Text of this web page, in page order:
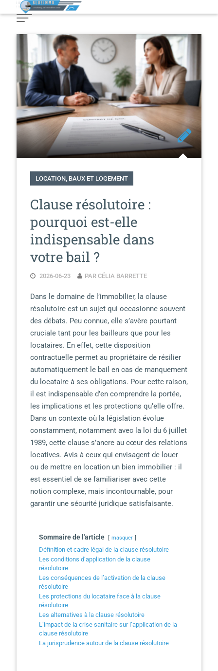
to
LOCATION, BAUX ET LOGEMENT
Clause résolutoire :
pourquoi est-elle
indispensable dans
votre bail ?
2026-06-23 PAR CÉLIA BARRETTE
Dans le domaine de l’immobilier, la clause
résolutoire est un sujet qui occasionne souvent
des débats. Peu connue, elle s’avère pourtant
cruciale tant pour les bailleurs que pour les
locataires. En effet, cette disposition
contractuelle permet au propriétaire de résilier
automatiquement le bail en cas de manquement
du locataire à ses obligations. Pour cette raison,
il est indispensable d’en comprendre la portée,
les implications et les protections qu’elle offre.
Dans un contexte où la législation évolue
constamment, notamment avec la loi du 6 juillet
1989, cette clause s’ancre au cœur des relations
locatives. Avis à ceux qui envisagent de louer
ou de mettre en location un bien immobilier : il
est essentiel de se familiariser avec cette
notion complexe, mais incontournable, pour
garantir une sécurité juridique satisfaisante.
Sommaire de l'article masquer
Définition et cadre légal de la clause résolutoire
Les conditions d’application de la clause
résolutoire
Les conséquences de l’activation de la clause
résolutoire
Les protections du locataire face à la clause
résolutoire
Les alternatives à la clause résolutoire
L’impact de la crise sanitaire sur l’application de la
clause résolutoire
La jurisprudence autour de la clause résolutoire